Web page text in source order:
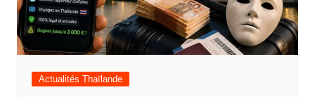
Actualités Thaïlande